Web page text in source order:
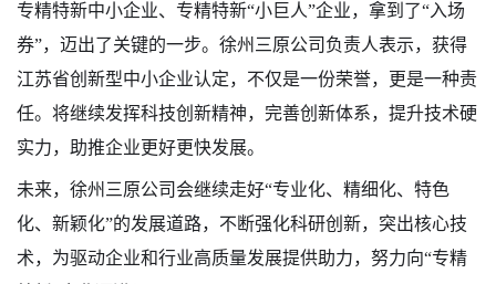
专精特新中小企业、专精特新“小巨人”企业，拿到了“入场
券”，迈出了关键的一步。徐州三原公司负责人表示，获得
江苏省创新型中小企业认定，不仅是一份荣誉，更是一种责
任。将继续发挥科技创新精神，完善创新体系，提升技术硬
实力，助推企业更好更快发展。
未来，徐州三原公司会继续走好“专业化、精细化、特色
化、新颖化”的发展道路，不断强化科研创新，突出核心技
术，为驱动企业和行业高质量发展提供助力，努力向“专精